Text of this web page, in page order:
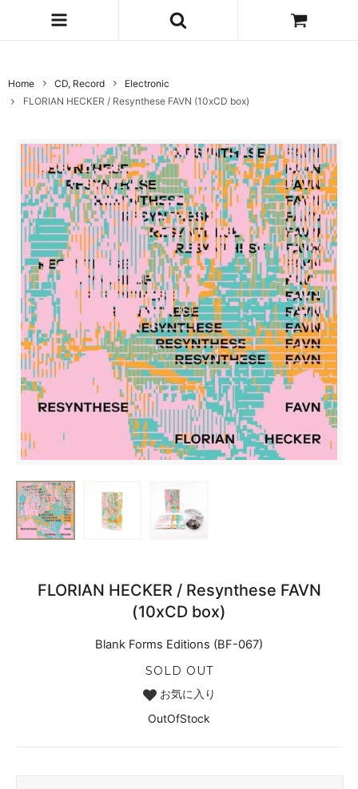
Home CD, Record
Electronic
FLORIAN HECKER / Resynthese FAVN (10xCD box)
FLORIAN HECKER / Resynthese FAVN
(10xCD box)
Blank Forms Editions (BF-067)
SOLD OUT
お気に入り
OutOfStock